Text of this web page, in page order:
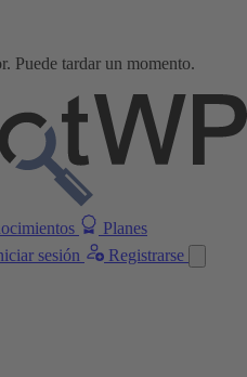
Puede tardar un momento.
Planes
sesión Registrarse